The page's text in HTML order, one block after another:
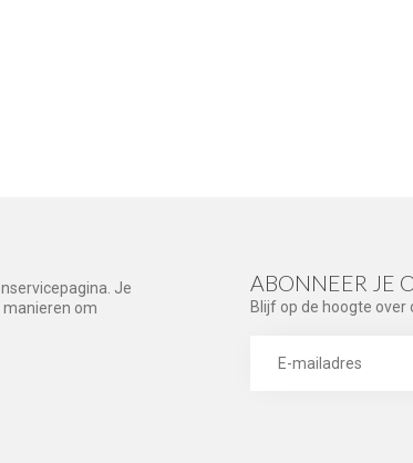
Je
om
ABONNEER JE
Blijf op de hoogte